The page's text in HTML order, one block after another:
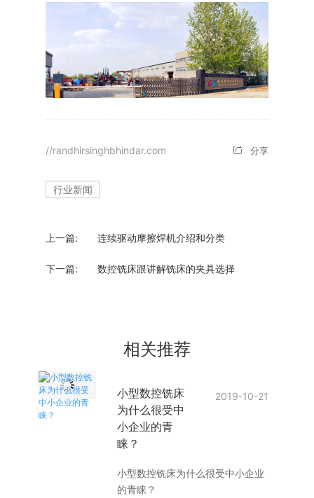
//randhirsinghbhindar.com 分享
行业新闻
上一篇: 连续驱动摩擦焊机介绍和分类
下一篇: 数控铣床跟讲解铣床的夹具选择
相关推荐
小型数控铣床
为什么很受中
小企业的青
睐？
2019-10-21
小型数控铣床为什么很受中小企业
的青睐？